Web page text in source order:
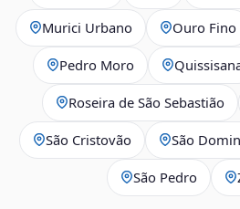
Murici Urbano Ouro Fino
Pedro Moro
Roseira de São Sebastião
São Cristovão São
São Pedro